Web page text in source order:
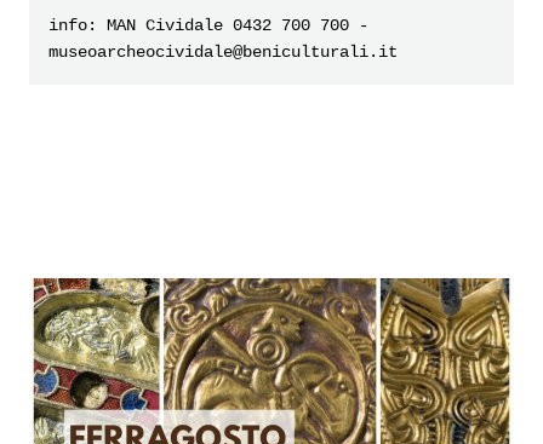
info: MAN Cividale 0432 700 700 -
museoarcheocividale@beniculturali.it